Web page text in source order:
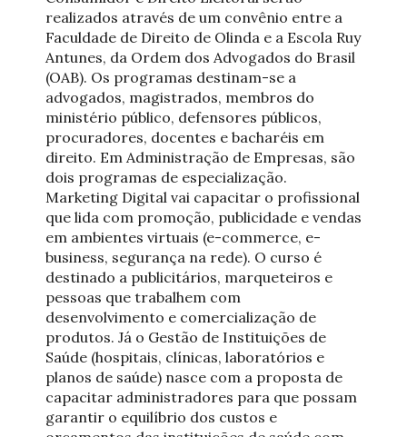
realizados através de um convênio entre a
Faculdade de Direito de Olinda e a Escola Ruy
Antunes, da Ordem dos Advogados do Brasil
(OAB). Os programas destinam-se a
advogados, magistrados, membros do
ministério público, defensores públicos,
procuradores, docentes e bacharéis em
direito. Em Administração de Empresas, são
dois programas de especialização.
Marketing Digital vai capacitar o profissional
que lida com promoção, publicidade e vendas
em ambientes virtuais (e-commerce, e-
business, segurança na rede). O curso é
destinado a publicitários, marqueteiros e
pessoas que trabalhem com
desenvolvimento e comercialização de
produtos. Já o Gestão de Instituições de
Saúde (hospitais, clínicas, laboratórios e
planos de saúde) nasce com a proposta de
capacitar administradores para que possam
garantir o equilíbrio dos custos e